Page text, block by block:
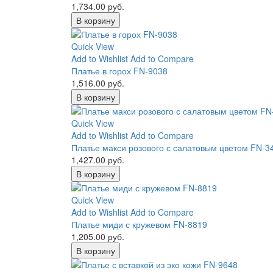
1,734.00 руб.
В корзину
Quick View
Add to Wishlist Add to Compare
Платье в горох FN-9038
1,516.00 руб.
В корзину
Quick View
Add to Wishlist Add to Compare
Платье макси розового с салатовым цветом FN-
1,427.00 руб.
В корзину
Quick View
Add to Wishlist Add to Compare
Платье миди с кружевом FN-8819
1,205.00 руб.
В корзину